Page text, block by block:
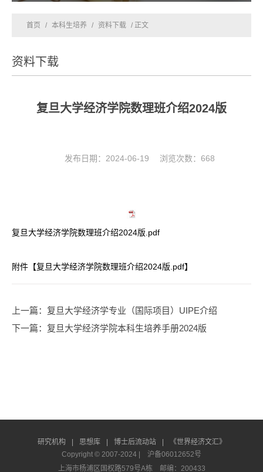
首页 / 本科生培养 / 资料下载 / 正文
资料下载
复旦大学经济学院数理班介绍2024版
发布日期：2024-06-19 浏览次数： 668
复旦大学经济学院数理班介绍2024版.pdf
附件【复旦大学经济学院数理班介绍2024版.pdf】
上一篇：复旦大学经济学专业（国际项目）UIPE介绍
下一篇：复旦大学经济学院本科生培养手册2024版
研究机构 | 思想库 | 博士后流动站 |
《世界经济文汇》
Copyright © 2007-2024 | 沪备06012652号
上海市杨浦区国权路579号A栋 邮编：200433